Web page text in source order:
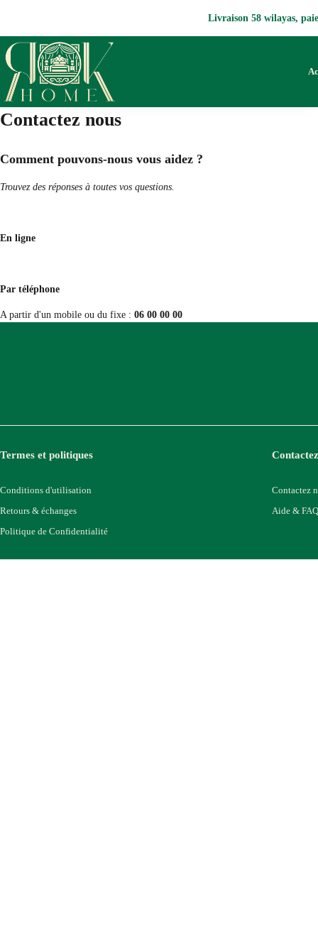
Livraison 58 wilayas,
Contactez nous
Comment pouvons-nous vous aidez ?
Trouvez des réponses à toutes vos questions.
En ligne
Par téléphone
A partir d'un mobile ou du fixe : 06 00 00 00
Termes et politiques
Conditions d'utilisation
Retours & échanges
Politique de Confidentialité
Contactez
Aide & FAQ